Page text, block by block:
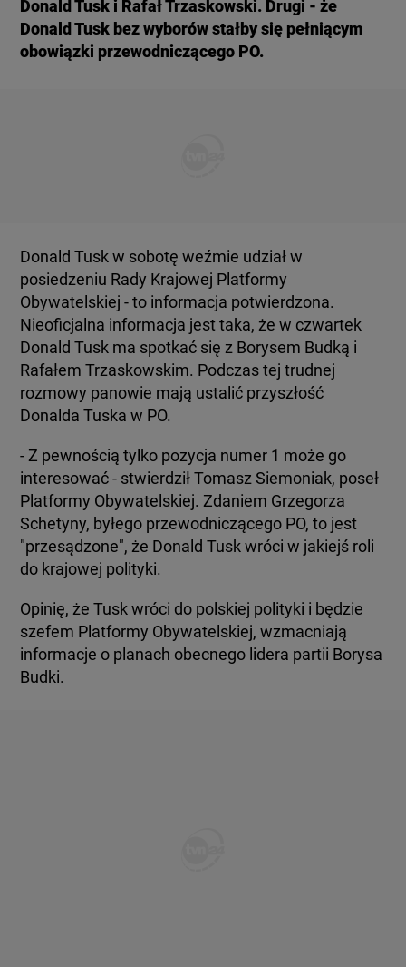
Donald Tusk i Rafał Trzaskowski. Drugi - że
Donald Tusk bez wyborów stałby się pełniącym
obowiązki przewodniczącego PO.
Donald Tusk w sobotę weźmie udział w
posiedzeniu Rady Krajowej Platformy
Obywatelskiej - to informacja potwierdzona.
Nieoficjalna informacja jest taka, że w czwartek
Donald Tusk ma spotkać się z Borysem Budką i
Rafałem Trzaskowskim. Podczas tej trudnej
rozmowy panowie mają ustalić przyszłość
Donalda Tuska w PO.
- Z pewnością tylko pozycja numer 1 może go
interesować - stwierdził Tomasz Siemoniak, poseł
Platformy Obywatelskiej. Zdaniem Grzegorza
Schetyny, byłego przewodniczącego PO, to jest
"przesądzone", że Donald Tusk wróci w jakiejś roli
do krajowej polityki.
Opinię, że Tusk wróci do polskiej polityki i będzie
szefem Platformy Obywatelskiej, wzmacniają
informacje o planach obecnego lidera partii Borysa
Budki.